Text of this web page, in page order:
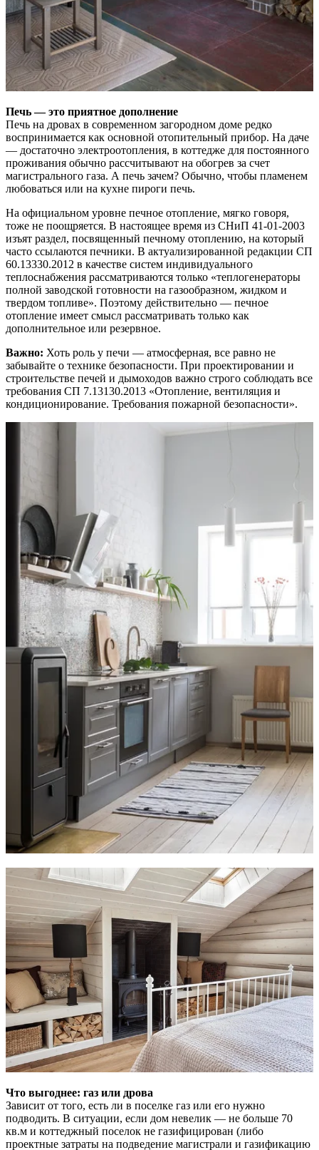
Печь — это приятное дополнение
Печь на дровах в современном загородном доме редко
воспринимается как основной отопительный прибор. На даче
— достаточно электроотопления, в коттедже для постоянного
проживания обычно рассчитывают на обогрев за счет
магистрального газа. А печь зачем? Обычно, чтобы пламенем
любоваться или на кухне пироги печь.
На официальном уровне печное отопление, мягко говоря,
тоже не поощряется. В настоящее время из СНиП 41-01-2003
изъят раздел, посвященный печному отоплению, на который
часто ссылаются печники. В актуализированной редакции СП
60.13330.2012 в качестве систем индивидуального
теплоснабжения рассматриваются только «теплогенераторы
полной заводской готовности на газообразном, жидком и
твердом топливе». Поэтому действительно — печное
отопление имеет смысл рассматривать только как
дополнительное или резервное.
Важно: Хоть роль у печи — атмосферная, все равно не
забывайте о технике безопасности. При проектировании и
строительстве печей и дымоходов важно строго соблюдать все
требования СП 7.13130.2013 «Отопление, вентиляция и
кондиционирование. Требования пожарной безопасности».
Что выгоднее: газ или дрова
Зависит от того, есть ли в поселке газ или его нужно
подводить. В ситуации, если дом невелик — не больше 70
кв.м и коттеджный поселок не газифицирован (либо
проектные затраты на подведение магистрали и газификацию